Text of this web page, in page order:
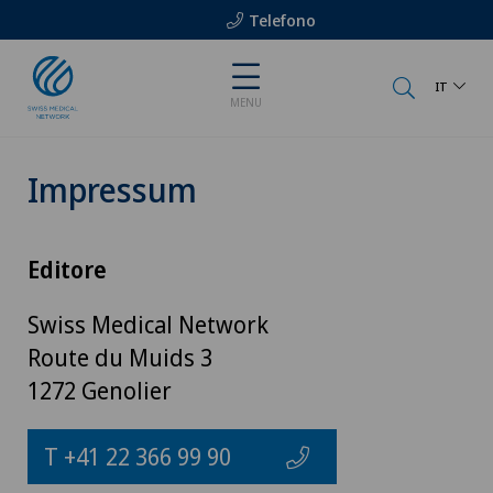
Telefono
MENU
IT
Impressum
Editore
Swiss Medical Network
Route du Muids 3
1272 Genolier
T +41 22 366 99 90